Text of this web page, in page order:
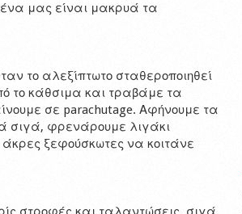
μας είναι μακρυά τα
το αλεξίπτωτο σταθεροποιηθεί
το κάθσιμα και τραβάμε τα
σε parachutage. Αφήνουμε τα
σιγά, φρενάρουμε λιγάκι
ξεφούσκωτες να κοιτάνε